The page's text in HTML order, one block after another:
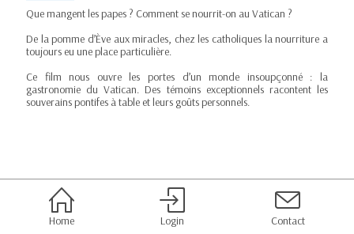
Que mangent les papes ? Comment se nourrit-on au Vatican ?
De la pomme d’Ève aux miracles, chez les catholiques la nourriture a
toujours eu une place particulière.
Ce film nous ouvre les portes d’un monde insoupçonné : la
gastronomie du Vatican. Des témoins exceptionnels racontent les
souverains pontifes à table et leurs goûts personnels.
Home Login Contact